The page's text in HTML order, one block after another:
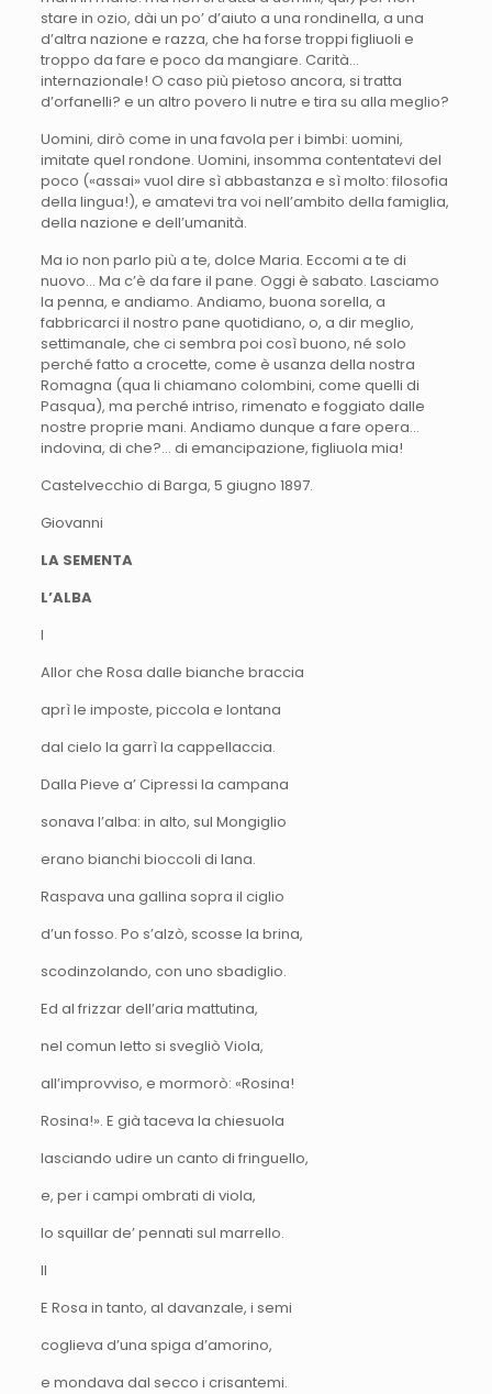
stare in ozio, dài un po’ d’aiuto a una rondinella, a una
d’altra nazione e razza, che ha forse troppi figliuoli e
troppo da fare e poco da mangiare. Carità…
internazionale! O caso più pietoso ancora, si tratta
d’orfanelli? e un altro povero li nutre e tira su alla meglio?
Uomini, dirò come in una favola per i bimbi: uomini,
imitate quel rondone. Uomini, insomma contentatevi del
poco («assai» vuol dire sì abbastanza e sì molto: filosofia
della lingua!), e amatevi tra voi nell’ambito della famiglia,
della nazione e dell’umanità.
Ma io non parlo più a te, dolce Maria. Eccomi a te di
nuovo… Ma c’è da fare il pane. Oggi è sabato. Lasciamo
la penna, e andiamo. Andiamo, buona sorella, a
fabbricarci il nostro pane quotidiano, o, a dir meglio,
settimanale, che ci sembra poi così buono, né solo
perché fatto a crocette, come è usanza della nostra
Romagna (qua li chiamano colombini, come quelli di
Pasqua), ma perché intriso, rimenato e foggiato dalle
nostre proprie mani. Andiamo dunque a fare opera…
indovina, di che?… di emancipazione, figliuola mia!
Castelvecchio di Barga, 5 giugno 1897.
Giovanni
LA SEMENTA
L’ALBA
I
Allor che Rosa dalle bianche braccia
aprì le imposte, piccola e lontana
dal cielo la garrì la cappellaccia.
Dalla Pieve a’ Cipressi la campana
sonava l’alba: in alto, sul Mongiglio
erano bianchi bioccoli di lana.
Raspava una gallina sopra il ciglio
d’un fosso. Po s’alzò, scosse la brina,
scodinzolando, con uno sbadiglio.
Ed al frizzar dell’aria mattutina,
nel comun letto si svegliò Viola,
all’improvviso, e mormorò: «Rosina!
Rosina!». E già taceva la chiesuola
lasciando udire un canto di fringuello,
e, per i campi ombrati di viola,
lo squillar de’ pennati sul marrello.
II
E Rosa in tanto, al davanzale, i semi
coglieva d’una spiga d’amorino,
e mondava dal secco i crisantemi.